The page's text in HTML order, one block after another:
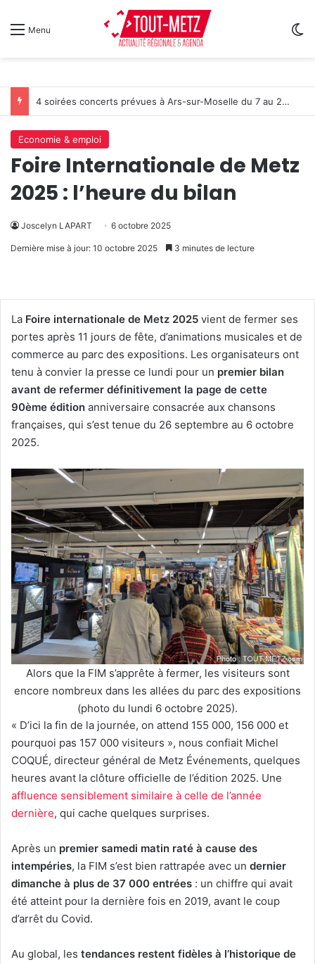
Menu
4 soirées concerts prévues à Ars-sur-Moselle du 7 au 28 août 2026
Economie & emploi
Foire Internationale de Metz
2025 : l’heure du bilan
Joscelyn LAPART 6 octobre 2025
Dernière mise à jour: 10 octobre 2025 3 minutes de lecture
La Foire internationale de Metz 2025 vient de fermer ses
portes après 11 jours de fête, d’animations musicales et de
commerce au parc des expositions. Les organisateurs ont
tenu à convier la presse ce lundi pour un premier bilan
avant de refermer définitivement la page de cette
90ème édition anniversaire consacrée aux chansons
françaises, qui s’est tenue du 26 septembre au 6 octobre
2025.
Alors que la FIM s’apprête à fermer, les visiteurs sont
encore nombreux dans les allées du parc des expositions
(photo du lundi 6 octobre 2025).
« D’ici la fin de la journée, on attend 155 000, 156 000 et
pourquoi pas 157 000 visiteurs », nous confiait Michel
COQUÉ, directeur général de Metz Événements, quelques
heures avant la clôture officielle de l’édition 2025. Une
affluence sensiblement similaire à celle de l’année
dernière, qui cache quelques surprises.
Après un premier samedi matin raté à cause des
intempéries, la FIM s’est bien rattrapée avec un dernier
dimanche à plus de 37 000 entrées : un chiffre qui avait
été atteint pour la dernière fois en 2019, avant le coup
d’arrêt du Covid.
Au global, les tendances restent fidèles à l’historique de